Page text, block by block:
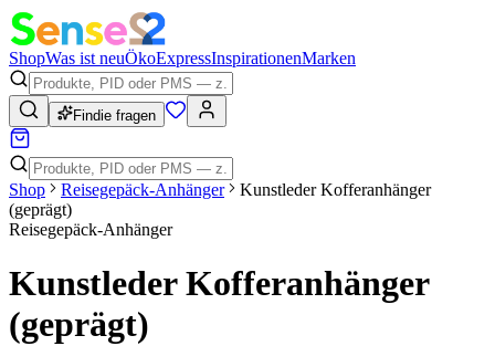
ShopWas ist neuÖkoExpressInspirationenMarken
Findie fragen
Shop Reisegepäck-Anhänger
Kunstleder Kofferanhänger
(geprägt)
Reisegepäck-Anhänger
Kunstleder Kofferanhänger
(geprägt)